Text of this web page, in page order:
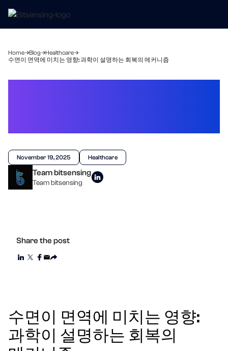
Home Blog
Healthcare
수면이 면역에 미치는 영향: 과학이 설명하는 회복의 메커니즘
Team bitsensing
Team bitsensing
November 19, 2025 Healthcare
Share the post
수면이 면역에 미치는 영향:
과학이 설명하는 회복의